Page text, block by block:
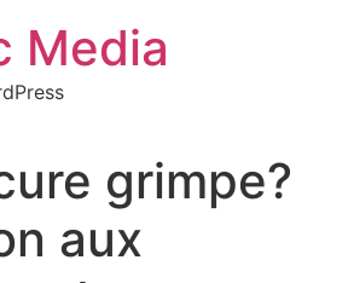
Media
grimpe?
aux